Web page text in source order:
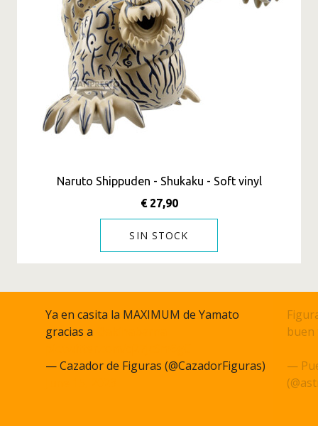
Naruto Shippuden - Shukaku - Soft vinyl
€ 27,90
SIN STOCK
Ya en casita la MAXIMUM de Yamato
gracias a
— Cazador de Figuras (@CazadorFiguras)
—